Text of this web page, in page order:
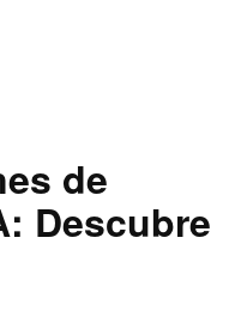
de
Descubre